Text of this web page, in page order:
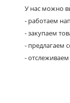
У нас можно
- работаем
- закупаем
- предлагаем
-